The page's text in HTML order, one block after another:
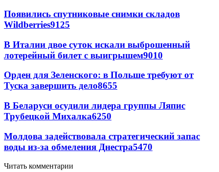
Появились спутниковые снимки складов
Wildberries9125
В Италии двое суток искали выброшенный
лотерейный билет с выигрышем9010
Орден для Зеленского: в Польше требуют от
Туска завершить дело8655
В Беларуси осудили лидера группы Ляпис
Трубецкой Михалка6250
Молдова задействовала стратегический запас
воды из-за обмеления Днестра5470
Читать комментарии